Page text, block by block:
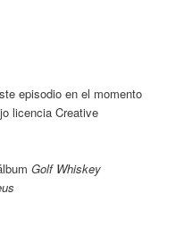
episodio en el momento
licencia Creative
Golf Whiskey